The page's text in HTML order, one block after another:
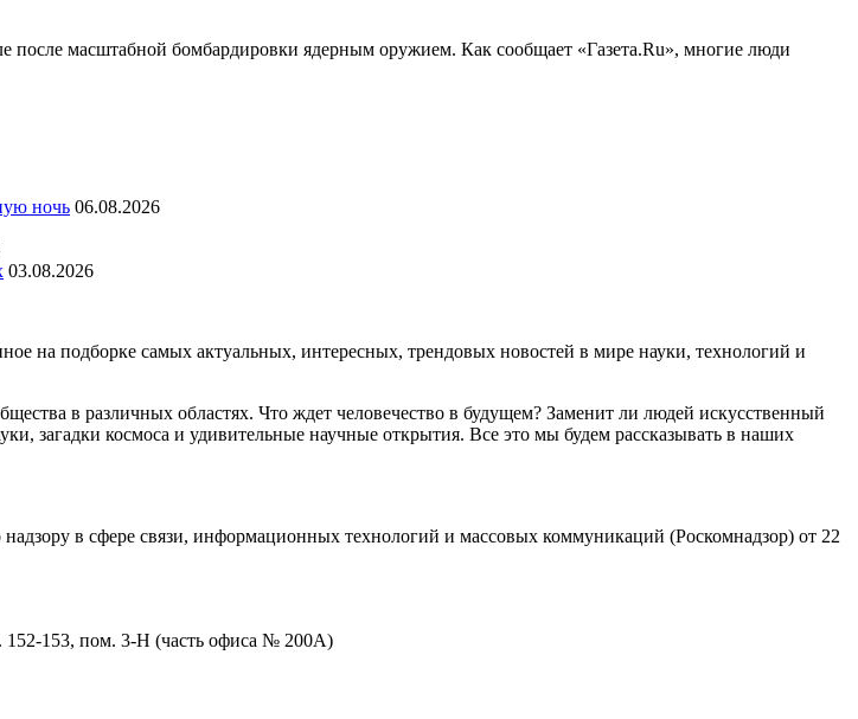
после масштабной бомбардировки ядерным оружием. Как сообщает «Газета.Ru», многие люди
ночь 06.08.2026
03.08.2026
на подборке самых актуальных, интересных, трендовых новостей в мире науки, технологий и
в различных областях. Что ждет человечество в будущем? Заменит ли людей искусственный
загадки космоса и удивительные научные открытия. Все это мы будем рассказывать в наших
в сфере связи, информационных технологий и массовых коммуникаций (Роскомнадзор) от 22
152-153, пом. 3-Н (часть офиса № 200А)